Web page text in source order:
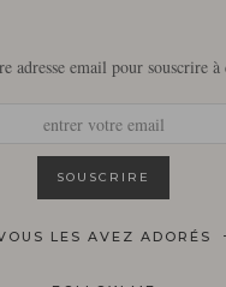
adresse email pour souscrire à
LES AVEZ ADORÉS